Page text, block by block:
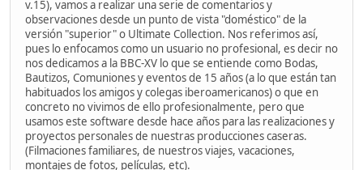
v.15), vamos a realizar una serie de comentarios y
observaciones desde un punto de vista "doméstico" de la
versión "superior" o Ultimate Collection. Nos referimos así,
pues lo enfocamos como un usuario no profesional, es decir no
nos dedicamos a la BBC-XV lo que se entiende como Bodas,
Bautizos, Comuniones y eventos de 15 años (a lo que están tan
habituados los amigos y colegas iberoamericanos) o que en
concreto no vivimos de ello profesionalmente, pero que
usamos este software desde hace años para las realizaciones y
proyectos personales de nuestras producciones caseras.
(Filmaciones familiares, de nuestros viajes, vacaciones,
montajes de fotos, películas, etc).